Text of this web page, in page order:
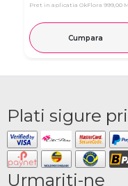
Pret in aplicatia OkFlora 999,00
Cumpara
Plati sigure
Urmariti-ne